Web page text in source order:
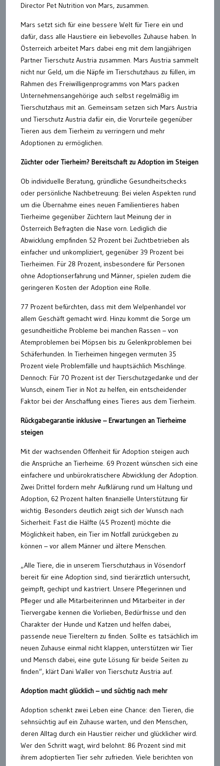
Director Pet Nutrition von Mars, zusammen.
Mars setzt sich für eine bessere Welt für Tiere ein und
dafür, dass alle Haustiere ein liebevolles Zuhause haben. In
Österreich arbeitet Mars dabei eng mit dem langjährigen
Partner Tierschutz Austria zusammen. Mars Austria sammelt
nicht nur Geld, um die Näpfe im Tierschutzhaus zu füllen, im
Rahmen des Freiwilligenprogramms von Mars packen
Unternehmensangehörige auch selbst regelmäßig im
Tierschutzhaus mit an. Gemeinsam setzen sich Mars Austria
und Tierschutz Austria dafür ein, die Vorurteile gegenüber
Tieren aus dem Tierheim zu verringern und mehr
Adoptionen zu ermöglichen.
Züchter oder Tierheim? Bereitschaft zu Adoption im Steigen
Ob individuelle Beratung, gründliche Gesundheitschecks
oder persönliche Nachbetreuung: Bei vielen Aspekten rund
um die Übernahme eines neuen Familientieres haben
Tierheime gegenüber Züchtern laut Meinung der in
Österreich Befragten die Nase vorn. Lediglich die
Abwicklung empfinden 52 Prozent bei Zuchtbetrieben als
einfacher und unkompliziert, gegenüber 39 Prozent bei
Tierheimen. Für 28 Prozent, insbesondere für Personen
ohne Adoptionserfahrung und Männer, spielen zudem die
geringeren Kosten der Adoption eine Rolle.
77 Prozent befürchten, dass mit dem Welpenhandel vor
allem Geschäft gemacht wird. Hinzu kommt die Sorge um
gesundheitliche Probleme bei manchen Rassen – von
Atemproblemen bei Möpsen bis zu Gelenkproblemen bei
Schäferhunden. In Tierheimen hingegen vermuten 35
Prozent viele Problemfälle und hauptsächlich Mischlinge.
Dennoch: Für 70 Prozent ist der Tierschutzgedanke und der
Wunsch, einem Tier in Not zu helfen, ein entscheidender
Faktor bei der Anschaffung eines Tieres aus dem Tierheim.
Rückgabegarantie inklusive – Erwartungen an Tierheime
steigen
Mit der wachsenden Offenheit für Adoption steigen auch
die Ansprüche an Tierheime. 69 Prozent wünschen sich eine
einfachere und unbürokratischere Abwicklung der Adoption.
Zwei Drittel fordern mehr Aufklärung rund um Haltung und
Adoption, 62 Prozent halten finanzielle Unterstützung für
wichtig. Besonders deutlich zeigt sich der Wunsch nach
Sicherheit: Fast die Hälfte (45 Prozent) möchte die
Möglichkeit haben, ein Tier im Notfall zurückgeben zu
können – vor allem Männer und ältere Menschen.
„Alle Tiere, die in unserem Tierschutzhaus in Vösendorf
bereit für eine Adoption sind, sind tierärztlich untersucht,
geimpft, gechipt und kastriert. Unsere Pflegerinnen und
Pfleger und alle Mitarbeiterinnen und Mitarbeiter in der
Tiervergabe kennen die Vorlieben, Bedürfnisse und den
Charakter der Hunde und Katzen und helfen dabei,
passende neue Tiereltern zu finden. Sollte es tatsächlich im
neuen Zuhause einmal nicht klappen, unterstützen wir Tier
und Mensch dabei, eine gute Lösung für beide Seiten zu
finden“, klärt Dani Waller von Tierschutz Austria auf.
Adoption macht glücklich – und süchtig nach mehr
Adoption schenkt zwei Leben eine Chance: den Tieren, die
sehnsüchtig auf ein Zuhause warten, und den Menschen,
deren Alltag durch ein Haustier reicher und glücklicher wird.
Wer den Schritt wagt, wird belohnt: 86 Prozent sind mit
ihrem adoptierten Tier sehr zufrieden. Viele berichten von